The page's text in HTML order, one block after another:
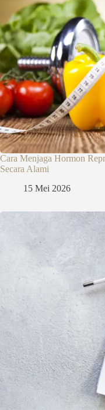
Cara Menjaga Hormon
Secara Alami
15 Mei 2026